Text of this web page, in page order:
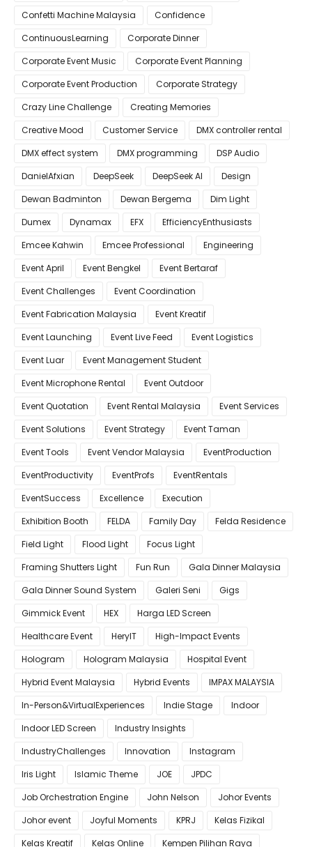
Confetti Machine Malaysia
Confidence
ContinuousLearning
Corporate Dinner
Corporate Event Music
Corporate Event Planning
Corporate Event Production
Corporate Strategy
Crazy Line Challenge
Creating Memories
Creative Mood
Customer Service
DMX controller rental
DMX effect system
DMX programming
DSP Audio
DanielAfxian
DeepSeek DeepSeek AI
Design
Dewan Badminton
Dewan Bergema
Dim Light
Dumex
Dynamax EFX
EfficiencyEnthusiasts
Emcee Kahwin
Emcee Professional
Engineering
Event April
Event Bengkel
Event Bertaraf
Event Challenges
Event Coordination
Event Fabrication Malaysia
Event Kreatif
Event Launching
Event Live Feed
Event Logistics
Event Luar
Event Management Student
Event Microphone Rental
Event Outdoor
Event Quotation
Event Rental Malaysia
Event Services
Event Solutions
Event Strategy
Event Taman
Event Tools
Event Vendor Malaysia
EventProduction
EventProductivity
EventProfs
EventRentals
EventSuccess
Excellence
Execution
Exhibition Booth
FELDA Family Day
Felda Residence
Field Light
Flood Light
Focus Light
Framing Shutters Light
Fun Run
Gala Dinner Malaysia
Gala Dinner Sound System
Galeri Seni
Gigs
Gimmick Event
HEX
Harga LED Screen
Healthcare Event
HeryIT
High-Impact Events
Hologram
Hologram Malaysia
Hospital Event
Hybrid Event Malaysia
Hybrid Events
IMPAX MALAYSIA
In-Person&VirtualExperiences
Indie Stage
Indoor
Indoor LED Screen
Industry Insights
IndustryChallenges
Innovation
Instagram
Iris Light
Islamic Theme JOE
JPDC
Job Orchestration Engine
John Nelson
Johor Events
Johor event
Joyful Moments KPRJ
Kelas Fizikal
Kelas Kreatif
Kelas Online
Kempen Pilihan Raya